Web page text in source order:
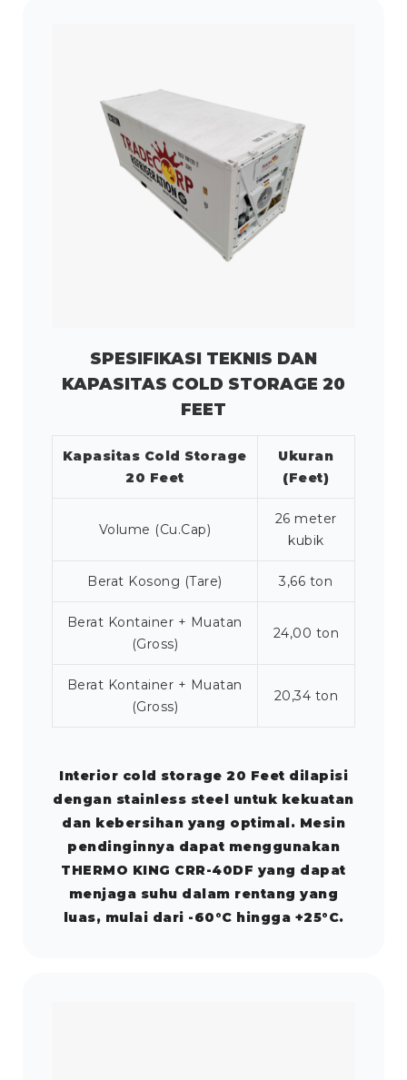
SPESIFIKASI TEKNIS DAN
KAPASITAS COLD STORAGE 20
FEET
Kapasitas Cold Storage
20 Feet
Ukuran
(Feet)
Volume (Cu.Cap)
26 meter
kubik
Berat Kosong (Tare) 3,66 ton
Berat Kontainer + Muatan
(Gross)
24,00 ton
Berat Kontainer + Muatan
(Gross)
20,34 ton
Interior cold storage 20 Feet dilapisi
dengan stainless steel untuk kekuatan
dan kebersihan yang optimal. Mesin
pendinginnya dapat menggunakan
THERMO KING CRR-40DF yang dapat
menjaga suhu dalam rentang yang
luas, mulai dari -60°C hingga +25°C.